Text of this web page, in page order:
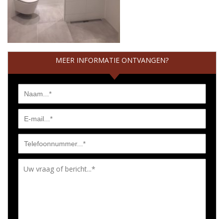
MEER INFORMATIE ONTVANGEN?